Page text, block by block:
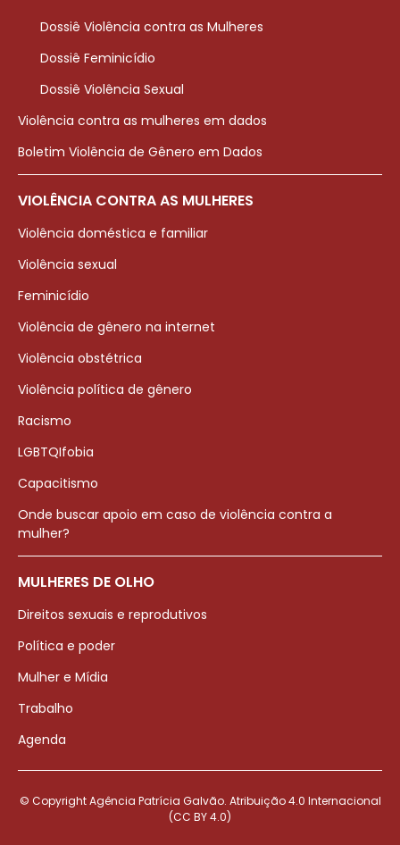
Dossiê Violência contra as Mulheres
Dossiê Feminicídio
Dossiê Violência Sexual
Violência contra as mulheres em dados
Boletim Violência de Gênero em Dados
VIOLÊNCIA CONTRA AS MULHERES
Violência doméstica e familiar
Violência sexual
Feminicídio
Violência de gênero na internet
Violência obstétrica
Violência política de gênero
Racismo
LGBTQIfobia
Capacitismo
Onde buscar apoio em caso de violência contra a
mulher?
MULHERES DE OLHO
Direitos sexuais e reprodutivos
Política e poder
Mulher e Mídia
Trabalho
Agenda
© Copyright Agência Patrícia Galvão. Atribuição 4.0 Internacional
(CC BY 4.0)